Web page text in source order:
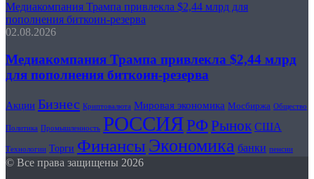
Медиакомпания Трампа привлекла $2,44 млрд для
пополнения биткоин-резерва
02.08.2026
Медиакомпания Трампа привлекла $2,44 млрд
для пополнения биткоин-резерва
Акции Бизнес Криптовалюта Мировая экономика Мосбиржа Общество
Политика Промышленность РОССИЯРФРынок США
Технологии Торги Финансы Экономика банки пенсии
© Все права защищены 2026